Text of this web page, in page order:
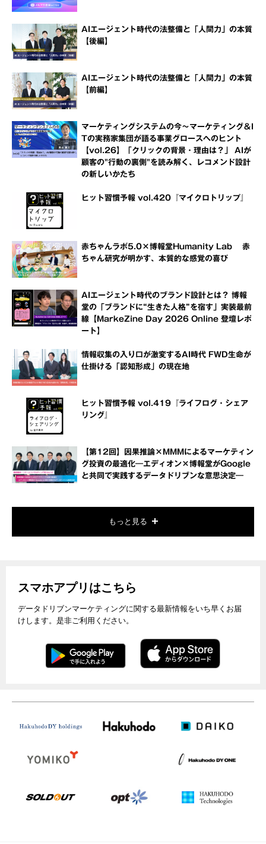
AIエージェント時代の法整備と「人間力」の本質
【後編】
AIエージェント時代の法整備と「人間力」の本質
【前編】
マーケティングシステムの今～マーケティング＆I
Tの実務家集団が語る事業グロースへのヒント
【vol.26】「クリックの背景・理由は？」 AIが
顧客の"行動の裏側"を読み解く、レコメンド設計
の新しいかたち
ヒット習慣予報 vol.420『マイクロトリップ』
赤ちゃんラボ5.0×博報堂Humanity Lab 赤
ちゃん研究が明かす、本質的な感覚の喜び
AIエージェント時代のブランド設計とは？ 博報
堂の「ブランドに“生きた人格”を宿す」実装最前
線【MarkeZine Day 2026 Online 登壇レポ
ート】
情報収集の入り口が激変するAI時代 FWD生命が
仕掛ける「認知形成」の現在地
ヒット習慣予報 vol.419『ライフログ・シェア
リング』
【第12回】因果推論×MMMによるマーケティン
グ投資の最適化―エディオン×博報堂がGoogle
と共同で実践するデータドリブンな意思決定―
もっと見る
スマホアプリはこちら
データドリブンマーケティングに関する最新情報をいち早くお届
けします。是非ご利用ください。